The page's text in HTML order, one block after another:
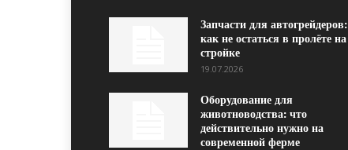
Запчасти для автогрейдеров:
как не остаться в пролёте на
стройке
19.07.2026
Оборудование для
животноводства: что
действительно нужно на
современной ферме